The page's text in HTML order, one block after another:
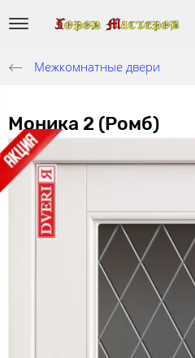
Межкомнатные двери
Моника 2 (Ромб)